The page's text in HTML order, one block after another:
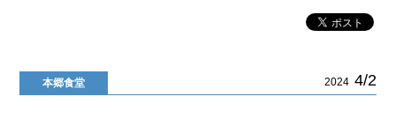
本郷食堂 2024 4/2